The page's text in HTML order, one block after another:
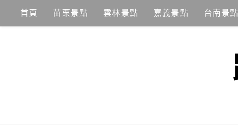
content
首頁 苗栗景點 雲林景點 嘉義景點 台南景點